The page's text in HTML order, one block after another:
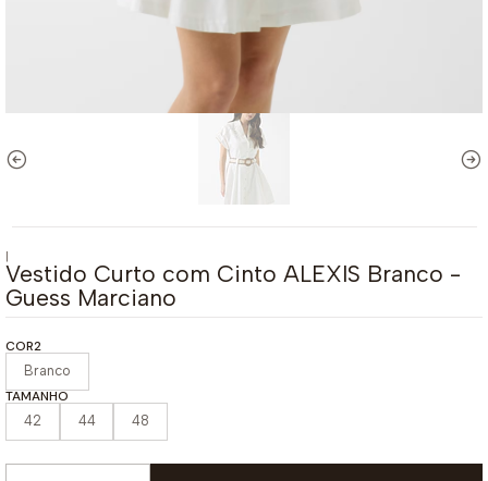
|
Vestido Curto com Cinto ALEXIS Branco -
Guess Marciano
COR2
Branco
TAMANHO
42 44 48